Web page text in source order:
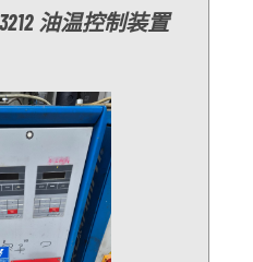
3212 油温控制装置